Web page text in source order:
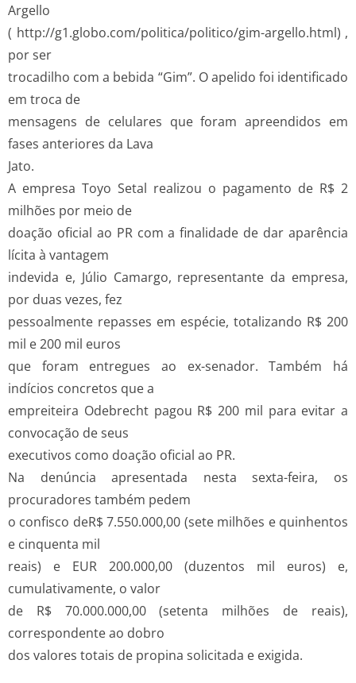
Argello
( http://g1.globo.com/politica/politico/gim-argello.html) ,
por ser
trocadilho com a bebida “Gim”. O apelido foi identificado
em troca de
mensagens de celulares que foram apreendidos em
fases anteriores da Lava
Jato.
A empresa Toyo Setal realizou o pagamento de R$ 2
milhões por meio de
doação oficial ao PR com a finalidade de dar aparência
lícita à vantagem
indevida e, Júlio Camargo, representante da empresa,
por duas vezes, fez
pessoalmente repasses em espécie, totalizando R$ 200
mil e 200 mil euros
que foram entregues ao ex-senador. Também há
indícios concretos que a
empreiteira Odebrecht pagou R$ 200 mil para evitar a
convocação de seus
executivos como doação oficial ao PR.
Na denúncia apresentada nesta sexta-feira, os
procuradores também pedem
o confisco deR$ 7.550.000,00 (sete milhões e quinhentos
e cinquenta mil
reais) e EUR 200.000,00 (duzentos mil euros) e,
cumulativamente, o valor
de R$ 70.000.000,00 (setenta milhões de reais),
correspondente ao dobro
dos valores totais de propina solicitada e exigida.